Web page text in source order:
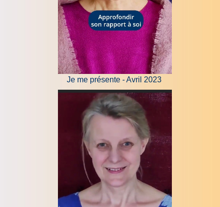
Je me présente - Avril 2023